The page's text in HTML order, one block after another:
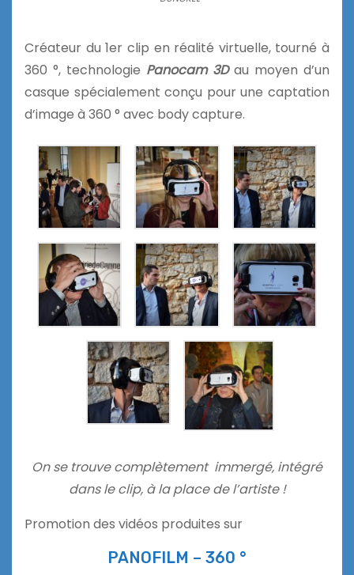
Créateur du 1er clip en réalité virtuelle, tourné à
360 °, technologie Panocam 3Dau moyen d’un
casque spécialement conçu pour une captation
d’image à 360 ° avec body capture.
On se trouve complètement immergé, intégré
dans le clip, à la place de l’artiste !
Promotion des vidéos produites sur
PANOFILM – 360 °